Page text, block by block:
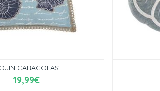
CARACOLAS
19,99€